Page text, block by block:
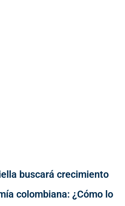
buscará crecimiento
colombiana: ¿Cómo lo